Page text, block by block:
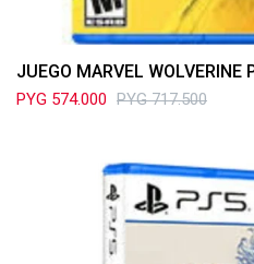
JUEGO MARVEL WOLVERINE
PYG 574.000 PYG 717.500